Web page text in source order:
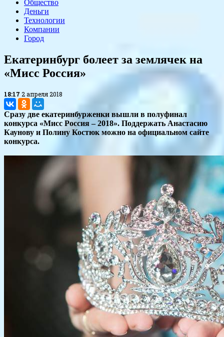
Общество
Деньги
Технологии
Компании
Город
Екатеринбург болеет за землячек на
«Мисс Россия»
18:17 2 апреля 2018
Сразу две екатеринбурженки вышли в полуфинал
конкурса «Мисс Россия – 2018». Поддержать Анастасию
Каунову и Полину Костюк можно на официальном сайте
конкурса.